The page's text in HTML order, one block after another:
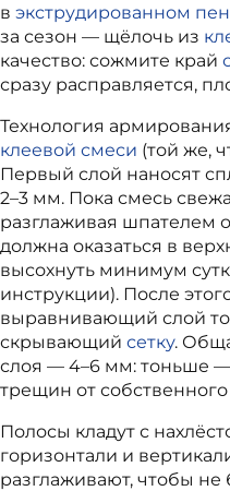
в экструдированном
за сезон — щёлочь из
качество: сожмите край
сразу расправляется,
Технология
клеевой смеси (той же,
Первый слой наносят
2–3 мм. Пока смесь
разглаживая шпателем
должна оказаться в
высохнуть минимум
инструкции). После
выравнивающий слой
скрывающий сетку.
слоя — 4–6 мм: тоньше
трещин от собственного
Полосы кладут с
горизонтали и
разглаживают, чтобы не